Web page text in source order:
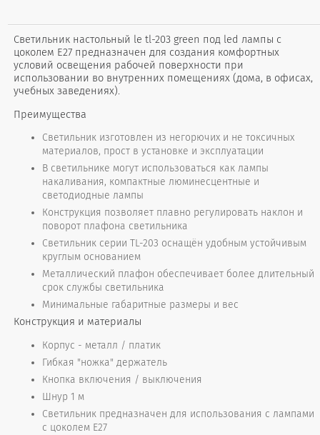
Cветильник настольный le tl-203 green под led лампы с
цоколем Е27 предназначен для создания комфортных
условий освещения рабочей поверхности при
использовании во внутренних помещениях (дома, в офисах,
учебных заведениях).
Преимущества
Светильник изготовлен из негорючих и не токсичных
материалов, прост в установке и эксплуатации
В светильнике могут использоваться как лампы
накаливания, компактные люминесцентные и
светодиодные лампы
Конструкция позволяет плавно регулировать наклон и
поворот плафона светильника
Светильник серии TL-203 оснащён удобным устойчивым
круглым основанием
Металлический плафон обеспечивает более длительный
срок службы светильника
Минимальные габаритные размеры и вес
Конструкция и материалы
Корпус - металл / платик
Гибкая "ножка" держатель
Кнопка включения / выключения
Шнур 1 м
Светильник предназначен для использования с лампами
с цоколем Е27